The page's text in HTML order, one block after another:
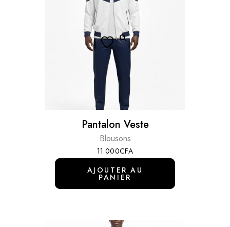
Pantalon Veste
Blousons
11.000CFA
AJOUTER AU
PANIER